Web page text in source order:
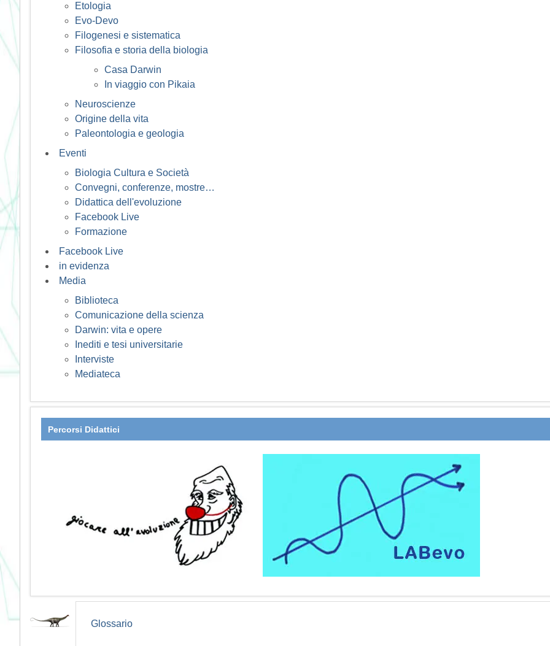
Etologia
Evo-Devo
Filogenesi e sistematica
Filosofia e storia della biologia
Casa Darwin
In viaggio con Pikaia
Neuroscienze
Origine della vita
Paleontologia e geologia
Eventi
Biologia Cultura e Società
Convegni, conferenze, mostre…
Didattica dell'evoluzione
Facebook Live
Formazione
Facebook Live
in evidenza
Media
Biblioteca
Comunicazione della scienza
Darwin: vita e opere
Inediti e tesi universitarie
Interviste
Mediateca
Percorsi Didattici
Glossario